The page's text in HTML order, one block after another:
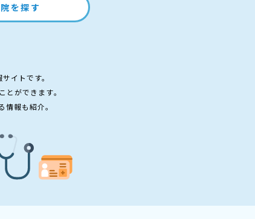
を探す
イトです。
ができます。
報も紹介。